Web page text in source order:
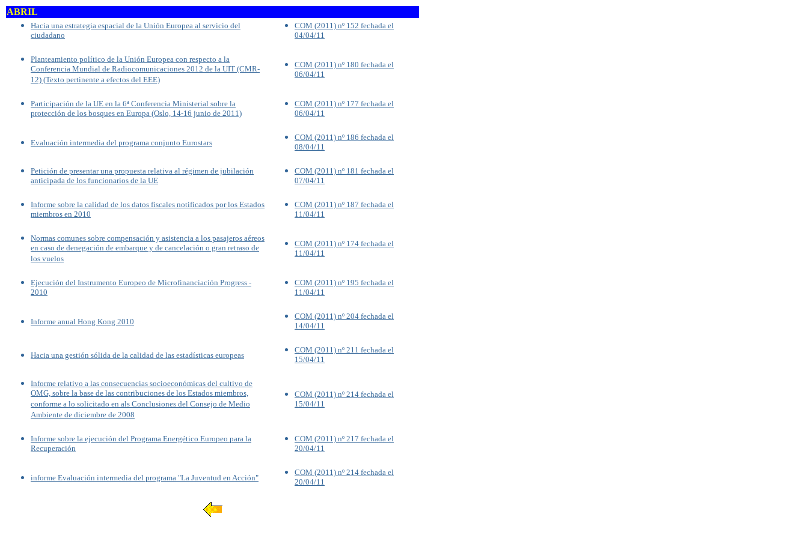
ABRIL
Hacia una estrategia espacial de la Unión Europea al servicio del
ciudadano
COM (2011) nº 152 fechada el
04/04/11
Planteamiento político de la Unión Europea con respecto a la
Conferencia Mundial de Radiocomunicaciones 2012 de la UIT (CMR-
12) (Texto pertinente a efectos del EEE)
COM (2011) nº 180 fechada el
06/04/11
Participación de la UE en la 6ª Conferencia Ministerial sobre la
protección de los bosques en Europa (Oslo, 14-16 junio de 2011)
COM (2011) nº 177 fechada el
06/04/11
Evaluación intermedia del programa conjunto Eurostars
COM (2011) nº 186 fechada el
08/04/11
Petición de presentar una propuesta relativa al régimen de jubilación
anticipada de los funcionarios de la UE
COM (2011) nº 181 fechada el
07/04/11
Informe sobre la calidad de los datos fiscales notificados por los Estados
miembros en 2010
COM (2011) nº 187 fechada el
11/04/11
Normas comunes sobre compensación y asistencia a los pasajeros aéreos
en caso de denegación de embarque y de cancelación o gran retraso de
los vuelos
COM (2011) nº 174 fechada el
11/04/11
Ejecución del Instrumento Europeo de Microfinanciación Progress -
2010
COM (2011) nº 195 fechada el
11/04/11
Informe anual Hong Kong 2010
COM (2011) nº 204 fechada el
14/04/11
Hacia una gestión sólida de la calidad de las estadísticas europeas
COM (2011) nº 211 fechada el
15/04/11
Informe relativo a las consecuencias socioeconómicas del cultivo de
OMG, sobre la base de las contribuciones de los Estados miembros,
conforme a lo solicitado en als Conclusiones del Consejo de Medio
Ambiente de diciembre de 2008
COM (2011) nº 214 fechada el
15/04/11
Informe sobre la ejecución del Programa Energético Europeo para la
Recuperación
COM (2011) nº 217 fechada el
20/04/11
informe Evaluación intermedia del programa "La Juventud en Acción"
COM (2011) nº 214 fechada el
20/04/11